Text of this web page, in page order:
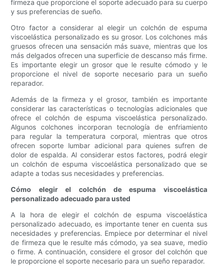
firmeza que proporcione el soporte adecuado para su cuerpo
y sus preferencias de sueño.
Otro factor a considerar al elegir un colchón de espuma
viscoelástica personalizado es su grosor. Los colchones más
gruesos ofrecen una sensación más suave, mientras que los
más delgados ofrecen una superficie de descanso más firme.
Es importante elegir un grosor que le resulte cómodo y le
proporcione el nivel de soporte necesario para un sueño
reparador.
Además de la firmeza y el grosor, también es importante
considerar las características o tecnologías adicionales que
ofrece el colchón de espuma viscoelástica personalizado.
Algunos colchones incorporan tecnología de enfriamiento
para regular la temperatura corporal, mientras que otros
ofrecen soporte lumbar adicional para quienes sufren de
dolor de espalda. Al considerar estos factores, podrá elegir
un colchón de espuma viscoelástica personalizado que se
adapte a todas sus necesidades y preferencias.
Cómo elegir el colchón de espuma viscoelástica
personalizado adecuado para usted
A la hora de elegir el colchón de espuma viscoelástica
personalizado adecuado, es importante tener en cuenta sus
necesidades y preferencias. Empiece por determinar el nivel
de firmeza que le resulte más cómodo, ya sea suave, medio
o firme. A continuación, considere el grosor del colchón que
le proporcione el soporte necesario para un sueño reparador.